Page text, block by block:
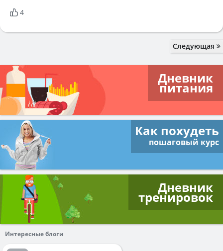
4
Следующая
Дневник
питания
Как похудеть
пошаговый курс
Дневник
тренировок
Интересные блоги